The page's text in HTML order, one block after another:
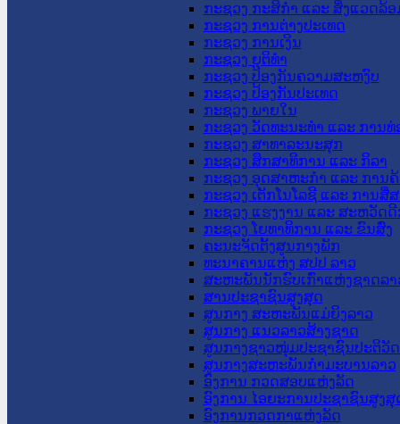
ກະຊວງ ກະສິກຳ ແລະ ສິ່ງແວດລ້ອ
ກະຊວງ ການຕ່າງປະເທດ
ກະຊວງ ການເງິນ
ກະຊວງ ຍຸຕິທໍາ
ກະຊວງ ປ້ອງກັນຄວາມສະຫງົບ
ກະຊວງ ປ້ອງກັນປະເທດ
ກະຊວງ ພາຍໃນ
ກະຊວງ ວັດທະນະທຳ ແລະ ການທ່
ກະຊວງ ສາທາລະນະສຸກ
ກະຊວງ ສຶກສາທິການ ແລະ ກິລາ
ກະຊວງ ອຸດສາຫະກຳ ແລະ ການຄ້
ກະຊວງ ເຕັກໂນໂລຊີ ແລະ ການສື່
ກະຊວງ ແຮງງານ ແລະ ສະຫວັດ
ກະຊວງ ໂຍທາທິການ ແລະ ຂົນສົ່ງ
ຄະນະຈັດຕັ້ງສູນກາງພັກ
ທະນາຄານແຫ່ງ ສປປ ລາວ
ສະຫະພັນນັກຮົບເກົ່າແຫ່ງຊາດລາ
ສານປະຊາຊົນສູງສຸດ
ສູນກາງ ສະຫະພັນແມ່ຍິງລາວ
ສູນກາງ ແນວລາວສ້າງຊາດ
ສູນກາງຊາວໜຸ່ມປະຊາຊົນປະຕິວັ
ສູນກາງສະຫະພັນກຳມະບານລາວ
ອົງການ ກວດສອບແຫ່ງລັດ
ອົງການ ໄອຍະການປະຊາຊົນສູງສຸ
ອົງການກວດກາແຫ່ງລັດ